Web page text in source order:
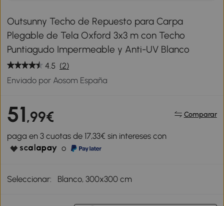
Outsunny Techo de Repuesto para Carpa
Plegable de Tela Oxford 3x3 m con Techo
Puntiagudo Impermeable y Anti-UV Blanco
4.5 (2)
Enviado por Aosom España
51,99€ Comparar
paga en 3 cuotas de 17,33€ sin intereses con
o
Seleccionar: Blanco, 300x300 cm